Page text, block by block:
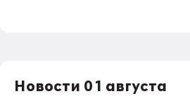
Новости 01 августа